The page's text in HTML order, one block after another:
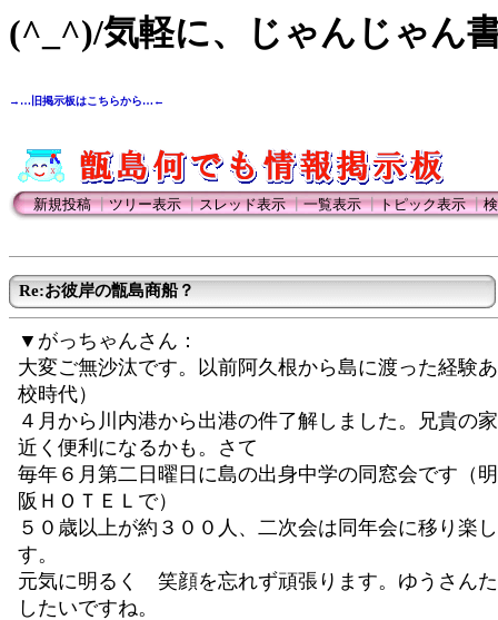
(^_^)/気軽に、じゃんじゃん
→…旧掲示板はこちらから…←
新規投稿┃ツリー表示┃スレッド表示┃一覧表示┃トピック表示┃
Re:お彼岸の甑島商船？
▼がっちゃんさん：
大変ご無沙汰です。以前阿久根から島に渡った経験
校時代）
４月から川内港から出港の件了解しました。兄貴の
近く便利になるかも。さて
毎年６月第二日曜日に島の出身中学の同窓会です（
阪ＨＯＴＥＬで）
５０歳以上が約３００人、二次会は同年会に移り楽
す。
元気に明るく 笑顔を忘れず頑張ります。ゆうさん
したいですね。